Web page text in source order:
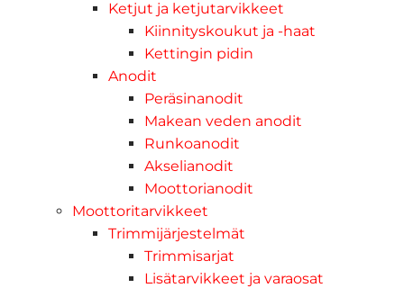
Ketjut ja ketjutarvikkeet
Kiinnityskoukut ja -haat
Kettingin pidin
Anodit
Peräsinanodit
Makean veden anodit
Runkoanodit
Akselianodit
Moottorianodit
Moottoritarvikkeet
Trimmijärjestelmät
Trimmisarjat
Lisätarvikkeet ja varaosat